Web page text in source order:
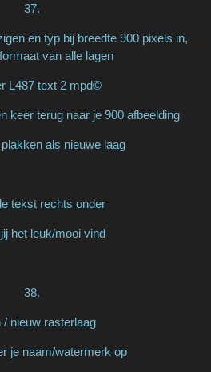
37.
en typ bij breedte 900 pixels in,
van alle lagen
L487 text 2 mpd©
keer terug naar je 900 afbeelding
als nieuwe laag
tekst rechts onder
het leuk/mooi vind
38.
/ nieuw rasterlaag
je naam/watermerk op